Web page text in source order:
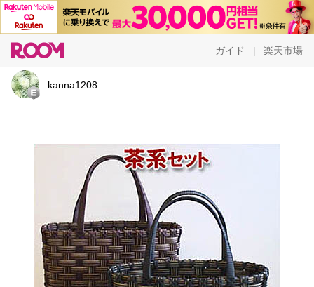
ガイド 楽天市場
kanna1208